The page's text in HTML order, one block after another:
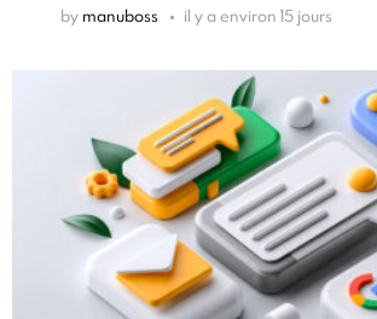
by manuboss il y a environ 15 jours